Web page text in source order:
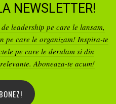
NEWSLETTER!
leadership pe care le lansam,
pe care le organizam! Inspira-te
pe care le derulam si din
Aboneaza-te acum!